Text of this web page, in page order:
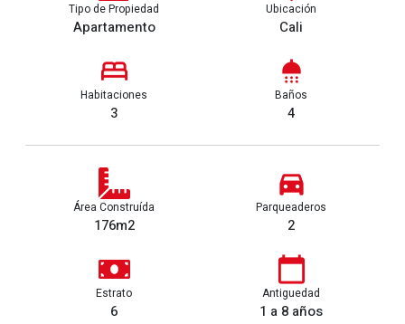
Tipo de Propiedad
Apartamento
Ubicación
Cali
Habitaciones
3
Baños
4
Área Construída
176m2
Parqueaderos
2
Estrato
6
Antiguedad
1 a 8 años